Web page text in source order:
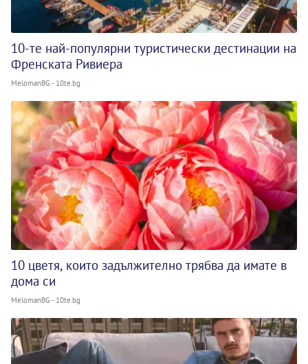
10-те най-популярни туристически дестинации на
Френската Ривиера
MelomanBG - 10te.bg
10 цветя, които задължително трябва да имате в
дома си
MelomanBG - 10te.bg